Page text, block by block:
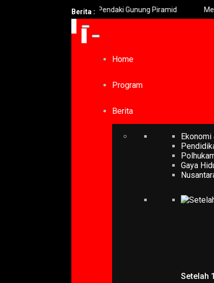
Berita :
2 Jenazah Pendaki Gunung Piramid Memutus
Home
Program
Berita
Ekonomi
Gaya
Setelah